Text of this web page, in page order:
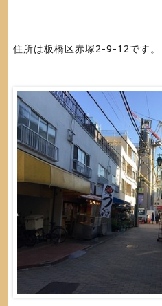
住所は板橋区赤塚2-9-12です。